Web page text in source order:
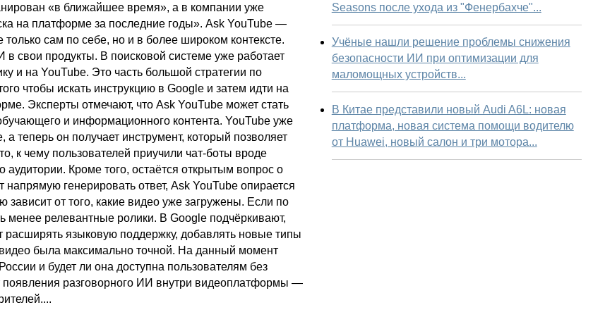
«в ближайшее время», а в компании уже
на платформе за последние годы». Ask YouTube —
сам по себе, но и в более широком контексте.
свои продукты. В поисковой системе уже работает
и на YouTube. Это часть большой стратегии по
чтобы искать инструкцию в Google и затем идти на
Эксперты отмечают, что Ask YouTube может стать
и информационного контента. YouTube уже
теперь он получает инструмент, который позволяет
к чему пользователей приучили чат-боты вроде
Кроме того, остаётся открытым вопрос о
генерировать ответ, Ask YouTube опирается
от того, какие видео уже загружены. Если по
менее релевантные ролики. В Google подчёркивают,
расширять языковую поддержку, добавлять новые типы
была максимально точной. На данный момент
и будет ли она доступна пользователям без
появления разговорного ИИ внутри видеоплатформы —
Seasons после ухода из "Фенербахче"...
Учёные нашли решение проблемы снижения
безопасности ИИ при оптимизации для
маломощных устройств...
В Китае представили новый Audi A6L: новая
платформа, новая система помощи водителю
от Huawei, новый салон и три мотора...